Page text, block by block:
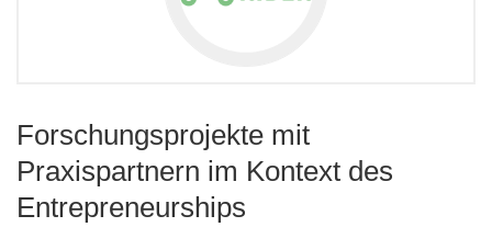
Forschungsprojekte mit
Praxispartnern im Kontext des
Entrepreneurships